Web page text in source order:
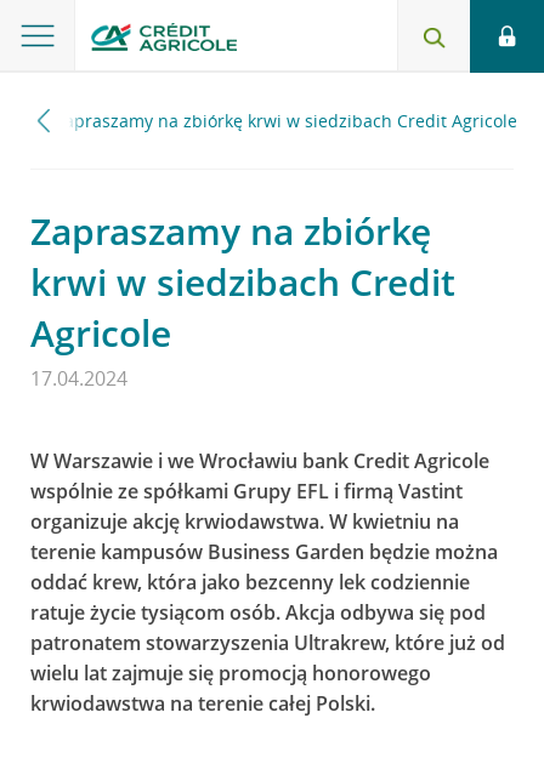
Zapraszamy na zbiórkę krwi w siedzibach Credit Agricole
Zapraszamy na zbiórkę
krwi w siedzibach Credit
Agricole
17.04.2024
W Warszawie i we Wrocławiu bank Credit Agricole
wspólnie ze spółkami Grupy EFL i firmą Vastint
organizuje akcję krwiodawstwa. W kwietniu na
terenie kampusów Business Garden będzie można
oddać krew, która jako bezcenny lek codziennie
ratuje życie tysiącom osób. Akcja odbywa się pod
patronatem stowarzyszenia Ultrakrew, które już od
wielu lat zajmuje się promocją honorowego
krwiodawstwa na terenie całej Polski.